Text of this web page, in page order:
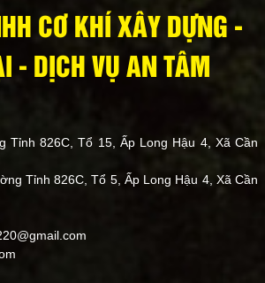
CƠ KHÍ XÂY DỰNG -
- DỊCH VỤ AN TÂM
Tỉnh 826C, Tổ 15, Ấp Long Hậu 4, Xã Cần
Tỉnh 826C, Tổ 5, Ấp Long Hậu 4, Xã Cần